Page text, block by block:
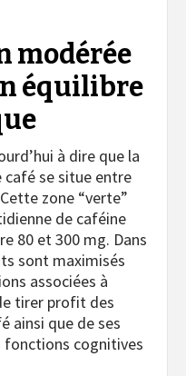
modérée
équilibre
à dire que la
se situe entre
zone “verte”
de caféine
80 et 300 mg. Dans
sont maximisés
associées à
tirer profit des
ainsi que de ses
fonctions cognitives